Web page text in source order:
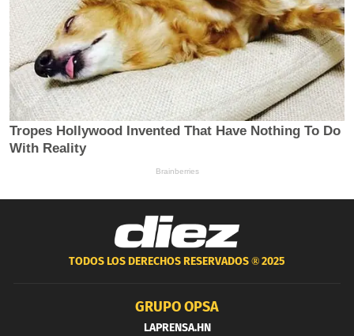
TODOS LOS DERECHOS RESERVADOS ®2025
GRUPO OPSA
LAPRENSA.HN